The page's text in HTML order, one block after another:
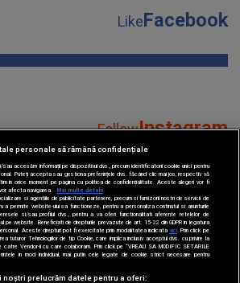
LikeFacebook
FollowInstagram
SubscribeYouTube
personale să rămână confidențiale
accesăm informații pe dispozitivul dvs., precum identificatorii cookie unici pentru
Puteți accepta sau gestiona preferințele dvs. făcând clic mai jos, respectiv vă
în orice moment pe pagina cu politica de confidențialitate. Aceste alegeri vor fi
afecta navigarea.
Mai multe detalii
si agentiile de publicitate partenere, precum si furnizorii nostri de servicii de
a permite website-ului sa functioneze, pentru a personaliza continutul si anunturile
si/sau profilul dvs., pentru a va oferi functionalitati aferente retelelor de
pe website. Beneficiati de drepturile prevazute de art. 15-22 din GDPR in legatura
Aceste drepturi pot fi exercitate prin modalitatea indicataaici . Prin click pe
tuturor Tehnologiilor de tip Cookie, care implica inclusiv acceptul dvs. cu privire la
Vendor-ii cu care colaboram. Prin click pe “VREAU SA MODIFIC SETARILE
in mod individual, mai putin cele legate de cookie strict necesare pentru
noștri prelucrăm datele pentru a oferi: